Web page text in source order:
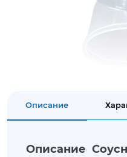
Описание
Описание